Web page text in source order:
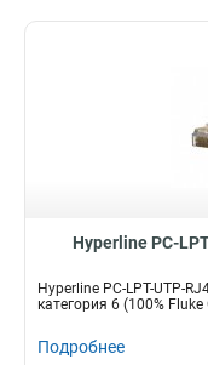
Hyperline PC-
Hyperline PC-LPT-UTP-
категория 6 (100%
Подробнее